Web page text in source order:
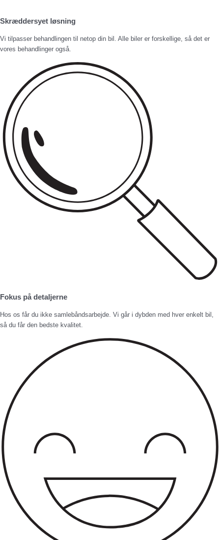
Skræddersyet løsning
Vi tilpasser behandlingen til netop din bil. Alle biler er forskellige, så det er
vores behandlinger også.
Fokus på detaljerne
Hos os får du ikke samlebåndsarbejde. Vi går i dybden med hver enkelt bil,
så du får den bedste kvalitet.